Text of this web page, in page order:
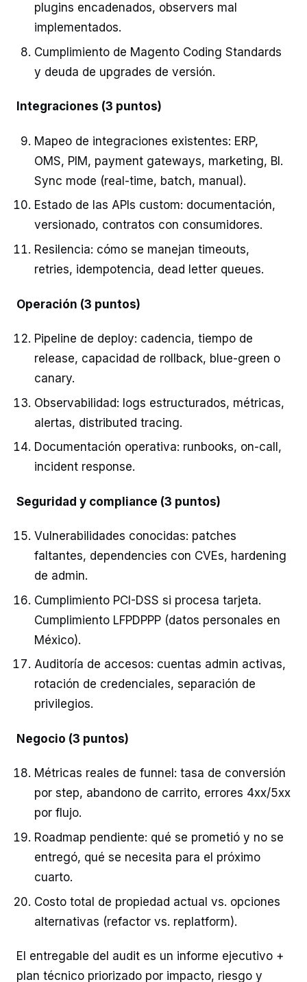
plugins encadenados, observers mal
implementados.
Cumplimiento de Magento Coding Standards
y deuda de upgrades de versión.
Integraciones (3 puntos)
Mapeo de integraciones existentes: ERP,
OMS, PIM, payment gateways, marketing, BI.
Sync mode (real-time, batch, manual).
Estado de las APIs custom: documentación,
versionado, contratos con consumidores.
Resilencia: cómo se manejan timeouts,
retries, idempotencia, dead letter queues.
Operación (3 puntos)
Pipeline de deploy: cadencia, tiempo de
release, capacidad de rollback, blue-green o
canary.
Observabilidad: logs estructurados, métricas,
alertas, distributed tracing.
Documentación operativa: runbooks, on-call,
incident response.
Seguridad y compliance (3 puntos)
Vulnerabilidades conocidas: patches
faltantes, dependencies con CVEs, hardening
de admin.
Cumplimiento PCI-DSS si procesa tarjeta.
Cumplimiento LFPDPPP (datos personales en
México).
Auditoría de accesos: cuentas admin activas,
rotación de credenciales, separación de
privilegios.
Negocio (3 puntos)
Métricas reales de funnel: tasa de conversión
por step, abandono de carrito, errores 4xx/5xx
por flujo.
Roadmap pendiente: qué se prometió y no se
entregó, qué se necesita para el próximo
cuarto.
Costo total de propiedad actual vs. opciones
alternativas (refactor vs. replatform).
El entregable del audit es un informe ejecutivo +
plan técnico priorizado por impacto, riesgo y